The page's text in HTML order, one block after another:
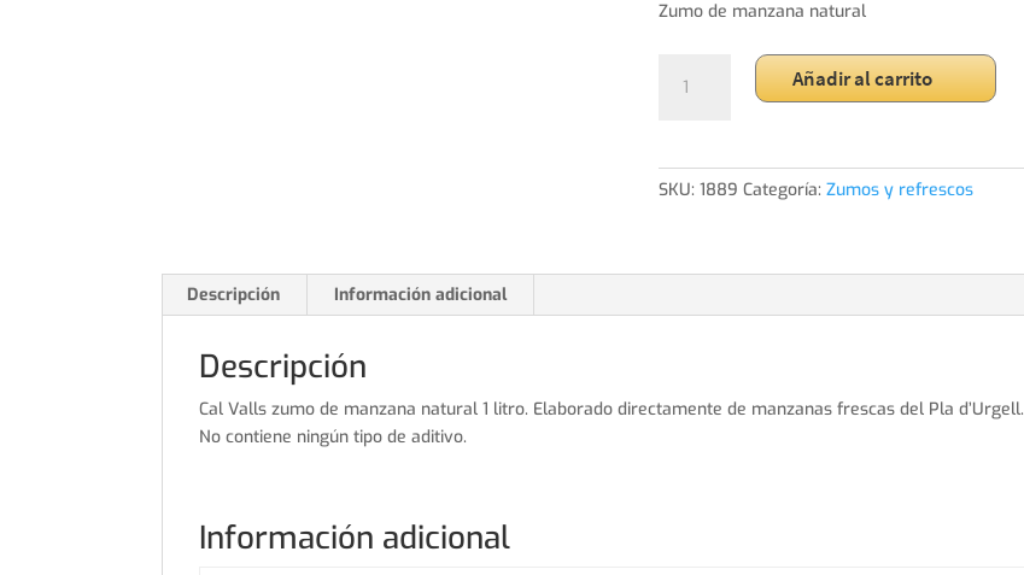
Zumo de manzana natural
MANZANA
cantidad
Añadir al carrito
SKU:1889 Categoría:Zumos y refrescos
Descripción Información adicional
Descripción
Cal Valls zumo de manzana natural 1 litro. Elaborado directamente de manzanas frescas del Pla d’Urgell.
No contiene ningún tipo de aditivo.
Información adicional